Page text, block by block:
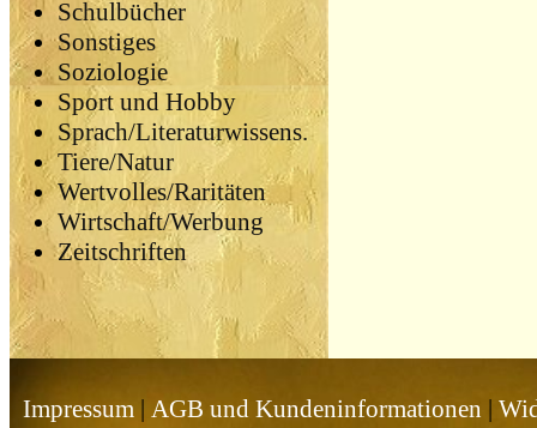
Schulbücher
Sonstiges
Soziologie
Sport und Hobby
Sprach/Literaturwissens.
Tiere/Natur
Wertvolles/Raritäten
Wirtschaft/Werbung
Zeitschriften
Impressum | AGB und Kundeninformationen |